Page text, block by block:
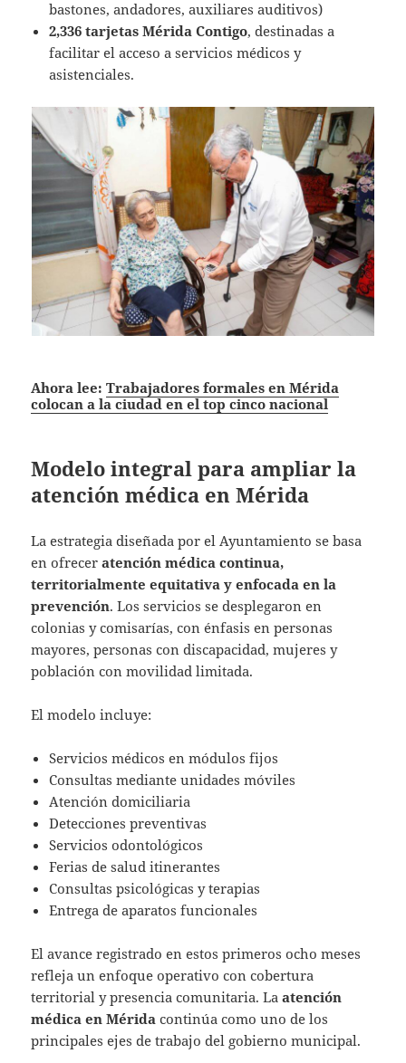
bastones, andadores, auxiliares auditivos)
2,336 tarjetas Mérida Contigo, destinadas a
facilitar el acceso a servicios médicos y
asistenciales.
Ahora lee:Trabajadores formales en Mérida
colocan a la ciudad en el top cinco nacional
Modelo integral para ampliar la
atención médica en Mérida
La estrategia diseñada por el Ayuntamiento se basa
en ofreceratención médica continua,
territorialmente equitativa y enfocada en la
prevención. Los servicios se desplegaron en
colonias y comisarías, con énfasis en personas
mayores, personas con discapacidad, mujeres y
población con movilidad limitada.
El modelo incluye:
Servicios médicos en módulos fijos
Consultas mediante unidades móviles
Atención domiciliaria
Detecciones preventivas
Servicios odontológicos
Ferias de salud itinerantes
Consultas psicológicas y terapias
Entrega de aparatos funcionales
El avance registrado en estos primeros ocho meses
refleja un enfoque operativo con cobertura
territorial y presencia comunitaria. Laatención
médica en Mérida continúa como uno de los
principales ejes de trabajo del gobierno municipal.